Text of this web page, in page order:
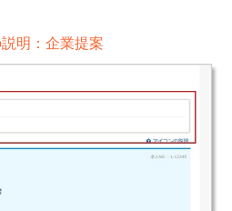
明：企業提案